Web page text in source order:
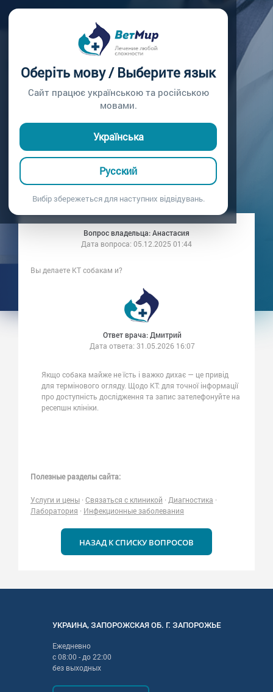
Оберіть мову / Выберите язык
Сайт працює українською та російською
мовами.
Українська
Русский
Вибір збережеться для наступних відвідувань.
Вопросы врачу /
ЧТО ДЕЛАТЬ ЕСЛИ
СОБАКА НЕ ЕСТ
ПРАКТИЧЕСКИ И
ДЫШИТ ТЯЖЕЛО
Вопрос владельца: Анастасия
Дата вопроса: 05.12.2025 01:44
Вы делаете КТ собакам и?
Ответ врача: Дмитрий
Дата ответа: 31.05.2026 16:07
Якщо собака майже не їсть і важко дихає — це привід
для термінового огляду. Щодо КТ: для точної інформації
про доступність дослідження та запис зателефонуйте на
ресепшн клініки.
Полезные разделы сайта:
Услуги и цены · Связаться с клиникой · Диагностика ·
Лаборатория · Инфекционные заболевания
НАЗАД К СПИСКУ ВОПРОСОВ
УКРАИНА,ЗАПОРОЖСКАЯОБ. Г. ЗАПОРОЖЬЕ
Ежедневно
с08:00 - до22:00
без выходных